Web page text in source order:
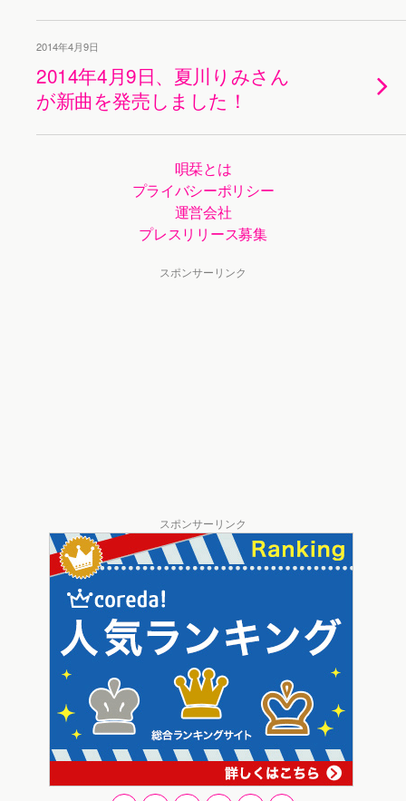
2014年4月9日
2014年4月9日、夏川りみさん
が新曲を発売しました！
唄栞とは
プライバシーポリシー
運営会社
プレスリリース募集
スポンサーリンク
スポンサーリンク